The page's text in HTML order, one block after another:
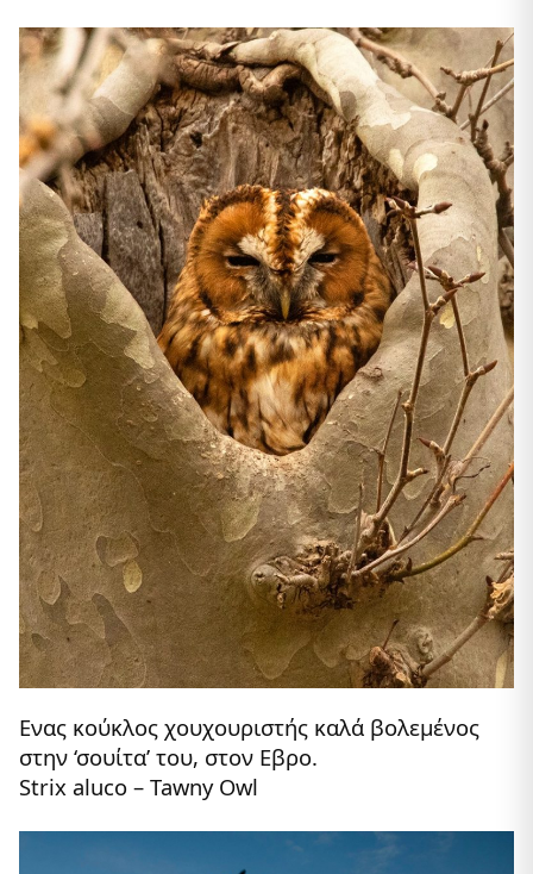
Ενας κούκλος χουχουριστής καλά βολεμένος
στην ‘σουίτα’ του, στον Εβρο.
Strix aluco – Tawny Owl